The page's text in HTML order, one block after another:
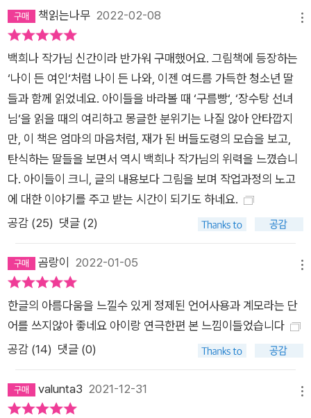
책읽는나무 2022-02-08
백희나 작가님 신간이라 반가워 구매했어요. 그림책에 등장하는
‘나이 든 여인‘처럼 나이 든 나와, 이젠 여드름 가득한 청소년 딸
들과 함께 읽었네요. 아이들을 바라볼 때 ‘구름빵‘, ‘장수탕 선녀
님‘을 읽을 때의 여리하고 몽글한 분위기는 나질 않아 안타깝지
만, 이 책은 엄마의 마음처럼, 재가 된 버들도령의 모습을 보고,
탄식하는 딸들을 보면서 역시 백희나 작가님의 위력을 느꼈습니
다. 아이들이 크니, 글의 내용보다 그림을 보며 작업과정의 노고
에 대한 이야기를 주고 받는 시간이 되기도 하네요.
공감 (25) 댓글 (2)
곰랑이 2022-01-05
한글의 아름다움을 느낄수 있게 정제된 언어사용과 계모라는 단
어를 쓰지않아 좋네요 아이랑 연극한편 본 느낌이들었습니다
공감 (14) 댓글 (0)
valunta3 2021-12-31